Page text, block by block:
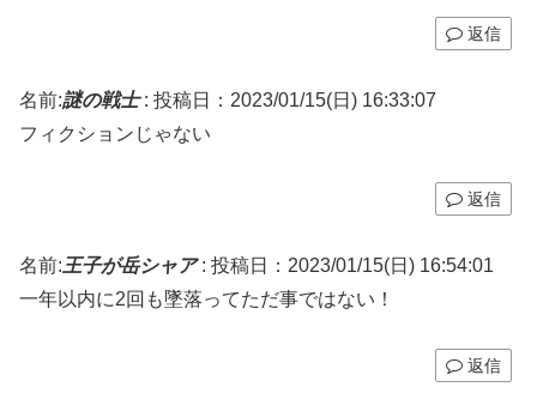
返信
名前:謎の戦士: 投稿日：2023/01/15(日) 16:33:07
フィクションじゃない
返信
名前: 王子が岳シャア: 投稿日：2023/01/15(日) 16:54:01
一年以内に2回も墜落ってただ事ではない！
返信